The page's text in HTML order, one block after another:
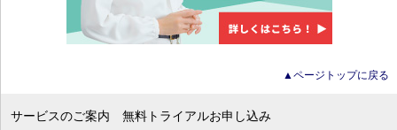
▲ページトップに戻る
サービスのご案内 無料トライアルお申し込み